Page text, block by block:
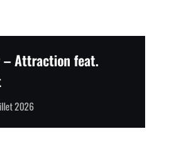
– Attraction feat.
2026